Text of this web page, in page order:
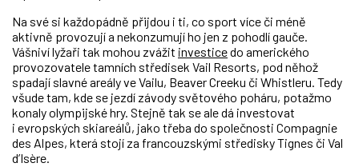
Na své si každopádně přijdou i ti, co sport více či méně
aktivně provozují a nekonzumují ho jen z pohodlí gauče.
Vášniví lyžaři tak mohou zvážit investicedo amerického
provozovatele tamních středisek Vail Resorts, pod něhož
spadají slavné areály ve Vailu, Beaver Creeku či Whistleru. Tedy
všude tam, kde se jezdí závody světového poháru, potažmo
konaly olympijské hry. Stejně tak se ale dá investovat
i evropských skiareálů, jako třeba do společnosti Compagnie
des Alpes, která stojí za francouzskými středisky Tignes či Val
d’Isère.